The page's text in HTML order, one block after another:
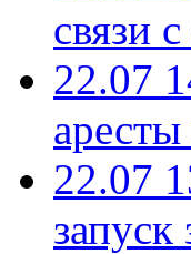
связи
22.07
22.07
запуск